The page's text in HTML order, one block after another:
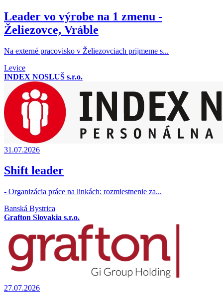
Leader vo výrobe na 1 zmenu -
Želiezovce, Vráble
Na externé pracovisko v Želiezovciach prijmeme s...
Levice
INDEX NOSLUŠ s.r.o.
31.07.2026
Shift leader
- Organizácia práce na linkách: rozmiestnenie za...
Banská Bystrica
Grafton Slovakia s.r.o.
27.07.2026